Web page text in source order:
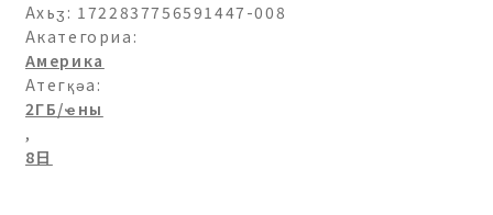
日-8
日
ахыԥхьаӡара
Ахьӡ: 1722837756591447-008
Акатегориа:
Америка
Атегқәа:
2ГБ/ҽны
,
8日